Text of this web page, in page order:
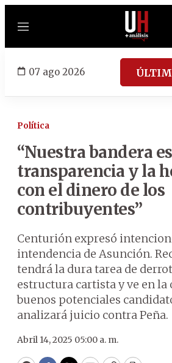
Menú
07 ago 2026
Política
“Nuestra bandera
transparencia y la
con el dinero de los
contribuyentes”
Centurión expresó
intendencia de Asunción.
tendrá la dura tarea de
estructura cartista y ve en la
buenos potenciales
analizará juicio contra Peña.
Abril 14, 2025 05:00 a. m.